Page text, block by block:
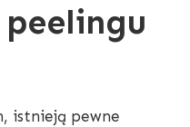
istnieją pewne